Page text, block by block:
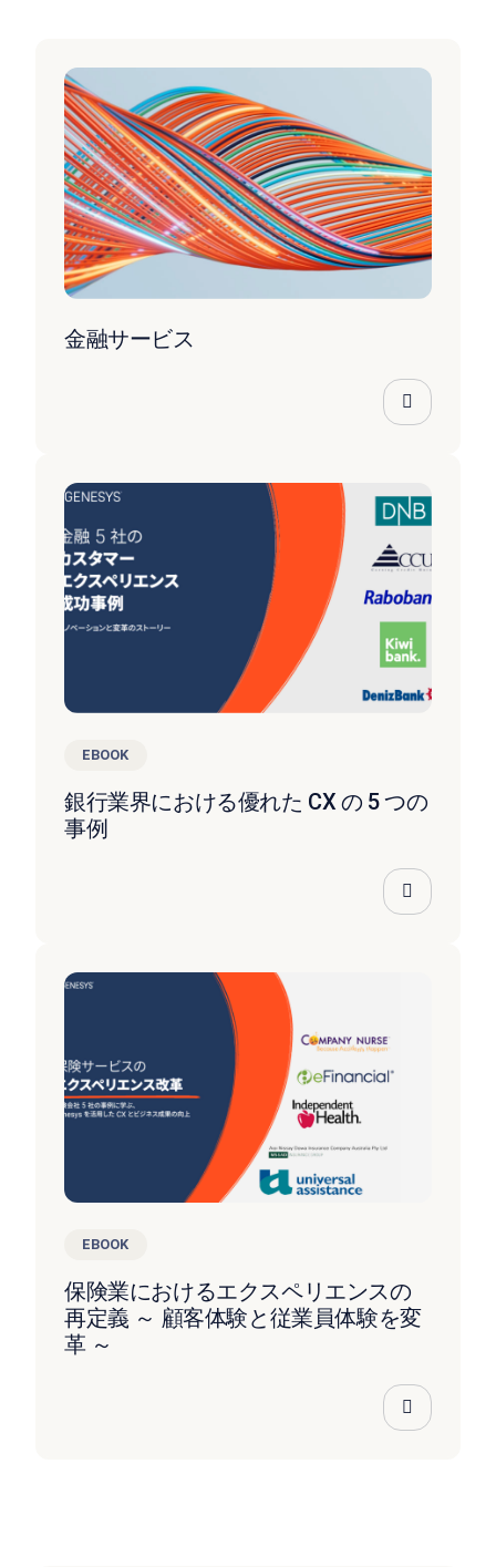
金融サービス
EBOOK
銀行業界における優れた CX の 5 つの
事例
EBOOK
保険業におけるエクスペリエンスの
再定義 ～ 顧客体験と従業員体験を変
革 ～